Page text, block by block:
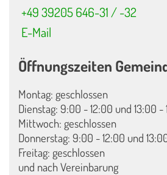
+49 39205 646-31 / -32
E-Mail
Öffnungszeiten
Montag: geschlossen
Dienstag: 9:00 - 12:00 und 13:00 -
Mittwoch: geschlossen
Donnerstag: 9:00 - 12:00 und
Freitag: geschlossen
und nach Vereinbarung